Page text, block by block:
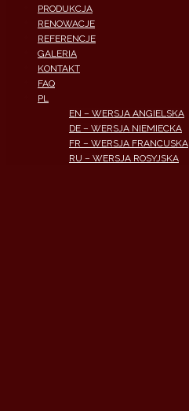
PRODUKCJA
RENOWACJE
REFERENCJE
GALERIA
KONTAKT
FAQ
PL
EN – WERSJA ANGIELSKA
DE – WERSJA NIEMIECKA
FR – WERSJA FRANCUSKA
RU – WERSJA ROSYJSKA